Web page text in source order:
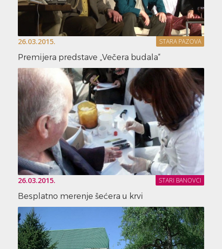
26.03.2015. STARA PAZOVA
Premijera predstave „Večera budala“
26.03.2015. STARI BANOVCI
Besplatno merenje šećera u krvi